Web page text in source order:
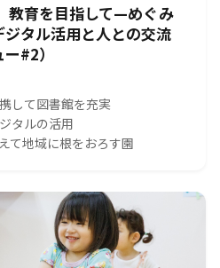
教育を目指して—めぐみ
タル活用と人との交流
#2）
して図書館を充実
タルの活用
て地域に根をおろす園